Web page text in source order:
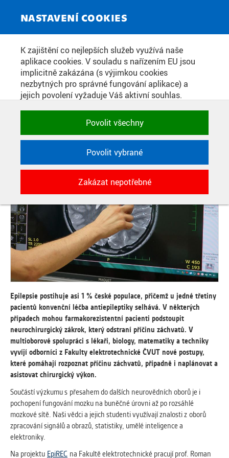
NASTAVENÍ COOKIES
K zajištění co nejlepších služeb využívá naše
aplikace cookies. V souladu s nařízením EU jsou
implicitně zakázána (s výjimkou cookies
nezbytných pro správné fungování aplikace) a
jejich povolení vyžaduje Váš aktivní souhlas.
zakázat, případně vybrat a povolit cookies podle
kategorie. Svoje rozhodnutí můžete samozřejmě
kdykoli změnit.
POTŘEBNÉ
Technické cookies využívané aplikacemi
ČVUT pro uchování jejich nastavení,
vlastností a identifikátorů relace. Jsou
nezbytné pro správné fungování a jsou
vždy aktivní.
ANALYTICKÉ
Slouží pro získávání anonymizovaných
vylepšovat naše aplikace. Zpravidla jde o
cookies systémů třetích stran, které k
těmto účelům využíváme.
MARKETINGOVÉ
Využívané za účelem zobrazení
správných nabídek a cílení obsahu podle
Vašich preferencí. Zpravidla jde o
cookies systémů třetích stran, které nám
s analýzou uživatelského chování
pomáhají.
OSTATNÍ
Povolit všechny
Povolit vybrané
Zakázat nepotřebné
ZPRAVODAJSKÝ SERVIS
FAKULTA ELEKTROTECHNICKÁ SE
V RÁMCI PROJEKTU EPIREC
PODÍLÍ NA VÝZKUMU EPILEPSIE
8. 10. 2020
Epilepsie postihuje asi 1 % české populace, přičemž u jedné třetiny
pacientů konvenční léčba antiepileptiky selhává. V některých
případech mohou farmakorezistentní pacienti podstoupit
neurochirurgický zákrok, který odstraní příčinu záchvatů. V
multioborové spolupráci s lékaři, biology, matematiky a techniky
vyvíjí odborníci z Fakulty elektrotechnické ČVUT nové postupy,
které pomáhají rozpoznat příčinu záchvatů, případně i naplánovat a
asistovat chirurgický výkon.
Součástí výzkumu s přesahem do dalších neurovědních oborů je i
pochopení fungování mozku na buněčné úrovni až po rozsáhlé
mozkové sítě. Naši vědci a jejich studenti využívají znalosti z oborů
zpracování signálů a obrazů, statistiky, umělé inteligence a
elektroniky.
Na projektu EpiREC na Fakultě elektrotechnické pracují prof. Roman